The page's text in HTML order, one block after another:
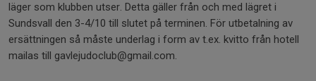
läger som klubben utser. Detta gäller från och med lägret i
Sundsvall den 3-4/10 till slutet på terminen. För utbetalning av
ersättningen så måste underlag i form av t.ex. kvitto från hotell
mailas till gavlejudoclub@gmail.com.